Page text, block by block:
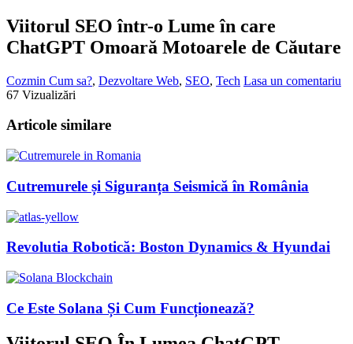
Viitorul SEO într-o Lume în care
ChatGPT Omoară Motoarele de Căutare
Cozmin Cum sa?, Dezvoltare Web, SEO, Tech Lasa un comentariu
67 Vizualizări
Articole similare
Cutremurele și Siguranța Seismică în România
Revolutia Robotică: Boston Dynamics & Hyundai
Ce Este Solana Și Cum Funcționează?